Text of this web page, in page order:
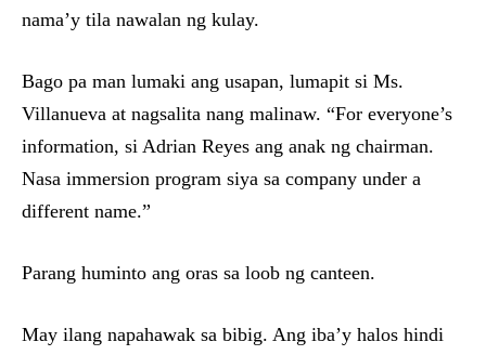
nama’y tila nawalan ng kulay.
Bago pa man lumaki ang usapan, lumapit si Ms.
Villanueva at nagsalita nang malinaw. “For everyone’s
information, si Adrian Reyes ang anak ng chairman.
Nasa immersion program siya sa company under a
different name.”
Parang huminto ang oras sa loob ng canteen.
May ilang napahawak sa bibig. Ang iba’y halos hindi